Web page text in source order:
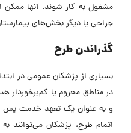
مشغول به کار شوند. آنها
جراحی یا دیگر بخش‌های
گذراندن طرح
بسیاری از پزشکان عمومی در
و به عنوان یک تعهد خدمت
اتمام طرح، پزشکان می‌توانند